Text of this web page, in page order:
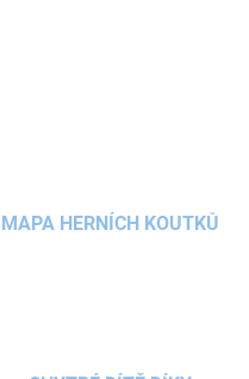
MAPA HERNÍCH KOUTKŮ